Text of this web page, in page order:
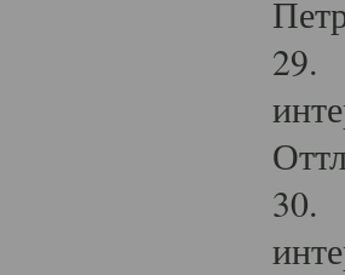
29.
30.